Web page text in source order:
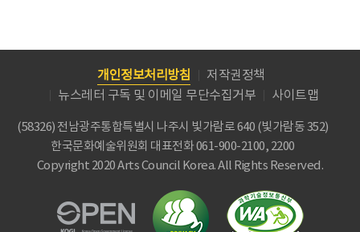
개인정보처리방침
저작권정책
뉴스레터 구독 및 이메일 무단수집거부
사이트맵
(58326) 전남광주통합특별시 나주시 빛가람로 640 (빛가람동 352)
한국문화예술위원회 대표전화 061-900-2100, 2200
Copyright 2020 Arts Council Korea. All Rights Reserved.